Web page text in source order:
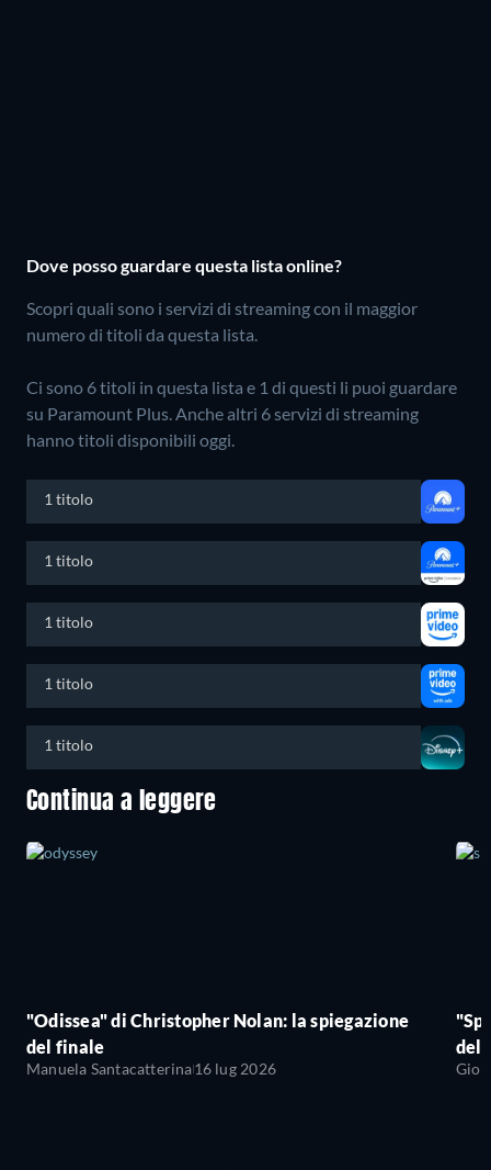
Dove posso guardare questa lista online?
Scopri quali sono i servizi di streaming con il maggior
numero di titoli da questa lista.
Ci sono 6 titoli in questa lista e 1 di questi li puoi guardare
su Paramount Plus.Anche altri 6 servizi di streaming
hanno titoli disponibili oggi.
1 titolo
1 titolo
1 titolo
1 titolo
1 titolo
Continua a leggere
"Odissea" di Christopher Nolan: la spiegazione
del finale
Manuela Santacatterina16 lug 2026
del